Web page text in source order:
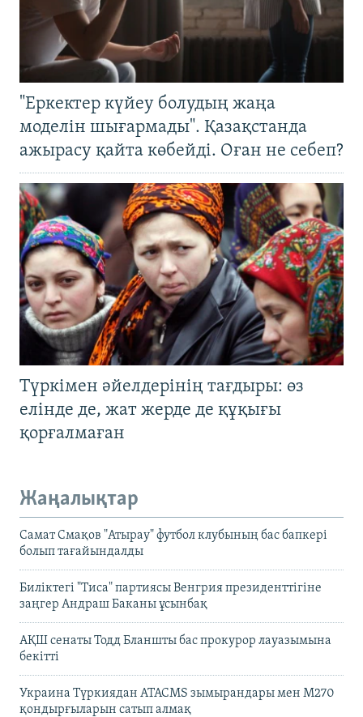
"Еркектер күйеу болудың жаңа
моделін шығармады". Қазақстанда
ажырасу қайта көбейді. Оған не себеп?
Түркімен әйелдерінің тағдыры: өз
елінде де, жат жерде де құқығы
қорғалмаған
Жаңалықтар
Самат Смақов "Атырау" футбол клубының бас бапкері
болып тағайындалды
Биліктегі "Тиса" партиясы Венгрия президенттігіне
заңгер Андраш Баканы ұсынбақ
АҚШ сенаты Тодд Бланшты бас прокурор лауазымына
бекітті
Украина Түркиядан ATACMS зымырандары мен M270
қондырғыларын сатып алмақ